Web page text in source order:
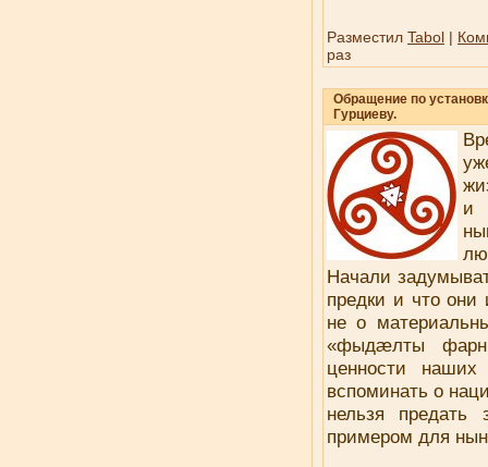
Разместил Tabol |
раз
Обращение по
Гурциеву.
и
Начали
предки и что они
не о
«фыдæлты
ценности
вспоминать о
нельзя
примером для